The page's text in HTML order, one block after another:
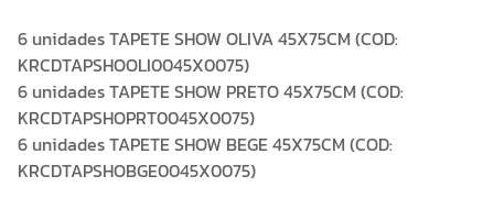
6 unidades TAPETE SHOW OLIVA 45X75CM (COD:
KRCDTAPSHOOLI0045X0075)
6 unidades TAPETE SHOW PRETO 45X75CM (COD:
KRCDTAPSHOPRT0045X0075)
6 unidades TAPETE SHOW BEGE 45X75CM (COD:
KRCDTAPSHOBGE0045X0075)